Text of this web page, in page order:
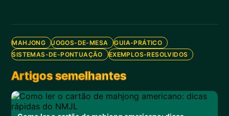
MAHJONG JOGOS-DE-MESA
GUIA-PRÁTICO
SISTEMAS-DE-PONTUAÇÃO
EXEMPLOS-RESOLVIDOS
Artigos semelhantes